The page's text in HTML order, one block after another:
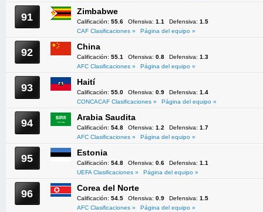
91 Zimbabwe
Calificación: 55.6 Ofensiva: 1.1 Defensiva: 1.5
CAF Clasificaciones »
Página del equipo »
92 China
Calificación: 55.1 Ofensiva: 0.8 Defensiva: 1.3
AFC Clasificaciones »
Página del equipo »
93 Haití
Calificación: 55.0 Ofensiva: 0.9 Defensiva: 1.4
CONCACAF Clasificaciones »
Página del equipo »
94 Arabia Saudita
Calificación: 54.8 Ofensiva: 1.2 Defensiva: 1.7
AFC Clasificaciones »
Página del equipo »
95 Estonia
Calificación: 54.8 Ofensiva: 0.6 Defensiva: 1.1
UEFA Clasificaciones »
Página del equipo »
96 Corea del Norte
Calificación: 54.5 Ofensiva: 0.9 Defensiva: 1.5
AFC Clasificaciones »
Página del equipo »